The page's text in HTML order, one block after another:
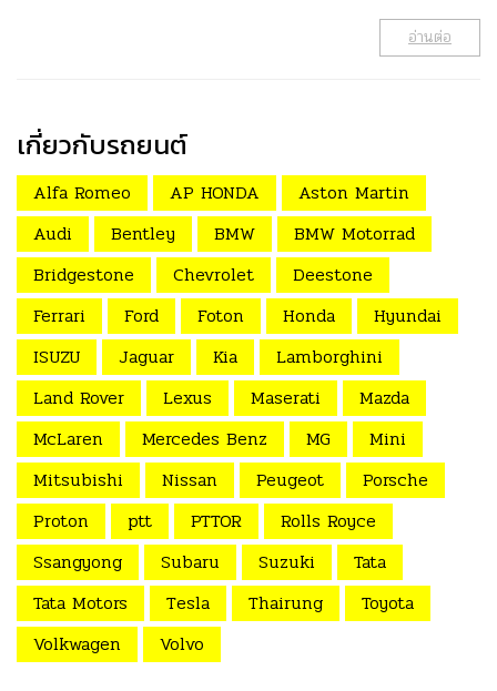
อ่านต่อ
เกี่ยวกับรถยนต์
Alfa Romeo AP HONDA
Aston Martin
Audi
Bentley BMW
BMW Motorrad
Bridgestone
Chevrolet
Deestone
Ferrari
Ford Foton Honda
Hyundai
ISUZU
Jaguar Kia
Lamborghini
Land Rover
Lexus Maserati
Mazda
McLaren
Mercedes Benz MG
Mini
Mitsubishi
Nissan Peugeot
Porsche
Proton
ptt PTTOR
Rolls Royce
Ssangyong
Subaru Suzuki
Tata
Tata Motors
Tesla Thairung
Toyota
Volkwagen
Volvo